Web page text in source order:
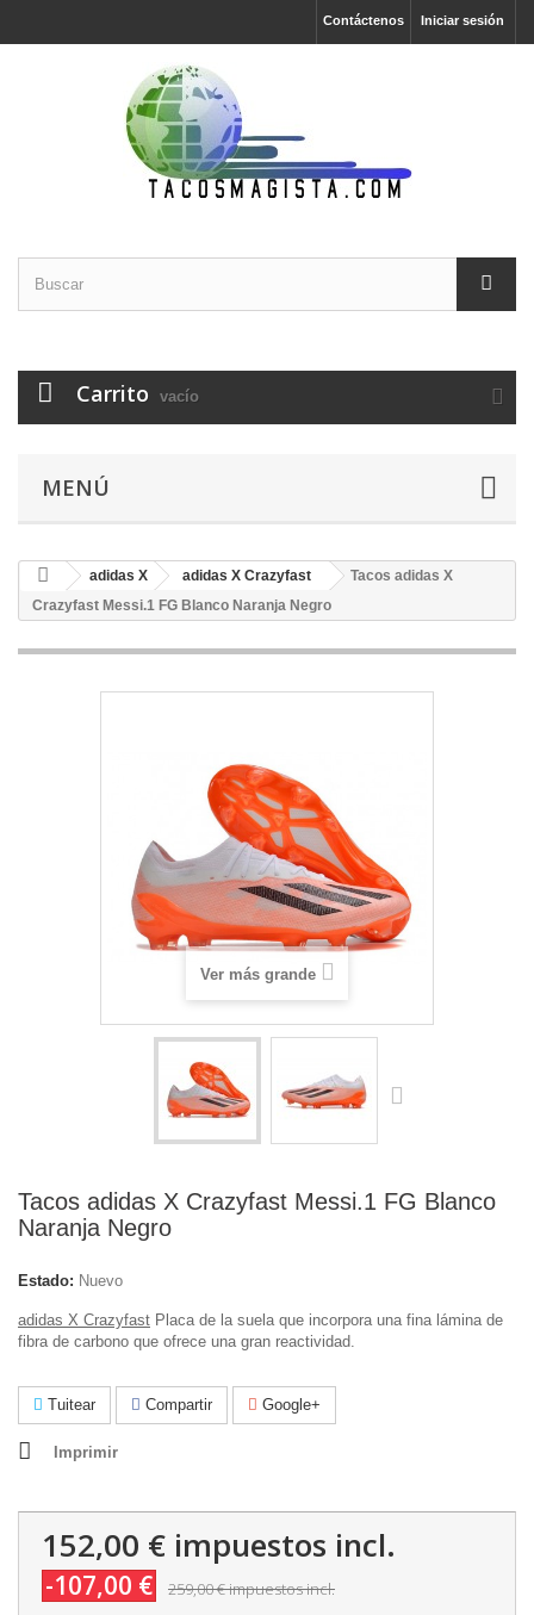
Iniciar sesión
Contáctenos
Carrito vacío
MENÚ
adidas X adidas X Crazyfast
Tacos adidas X
Crazyfast Messi.1 FG Blanco Naranja Negro
Ver más grande
Tacos adidas X Crazyfast Messi.1 FG Blanco
Naranja Negro
Estado: Nuevo
adidas X Crazyfast Placa de la suela que incorpora una fina lámina de
fibra de carbono que ofrece una gran reactividad.
Tuitear Compartir Google+
Imprimir
152,00 € impuestos incl.
-107,00 € 259,00 €impuestos incl.